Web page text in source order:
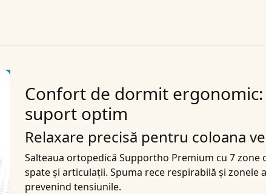
Confort de dormit
suport optim
Relaxare precisă pentru coloana
Salteaua ortopedică Supportho Premium cu 7
spate și articulații. Spuma rece respirabilă și zonele
prevenind tensiunile.